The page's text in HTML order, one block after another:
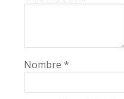
Nombre *